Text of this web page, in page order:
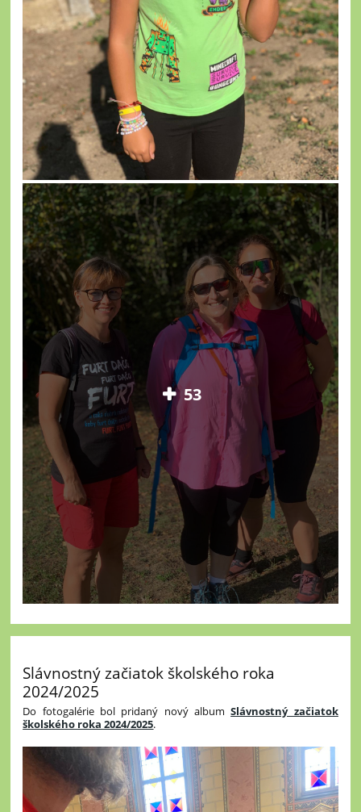
53
Slávnostný začiatok školského roka
2024/2025
Do fotogalérie bol pridaný nový albumSlávnostný začiatok
školského roka 2024/2025.